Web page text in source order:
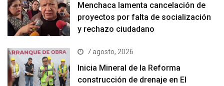
Menchaca lamenta cancelación de
proyectos por falta de socialización
y rechazo ciudadano
7 agosto, 2026
Inicia Mineral de la Reforma
construcción de drenaje en El